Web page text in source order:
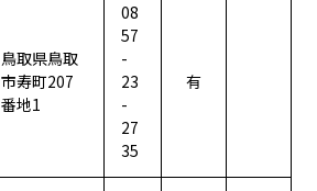
鳥取県鳥取
市寿町207
番地1
08
57
-
23
-
27
35
有